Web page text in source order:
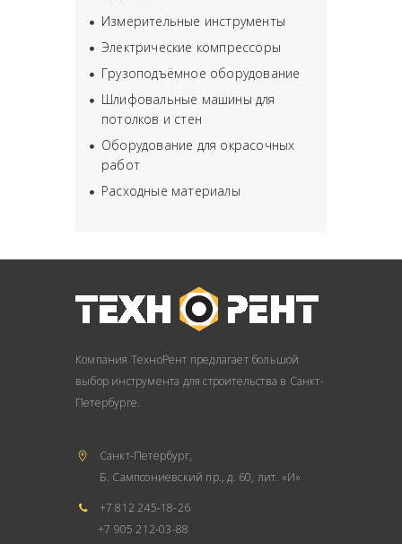
Измерительные инструменты
Электрические компрессоры
Грузоподъёмное оборудование
Шлифовальные машины для
потолков и стен
Оборудование для окрасочных
работ
Расходные материалы
Компания ТехноРент предлагает большой
выбор инструмента для строительства в Санкт-
Петербурге.
Санкт-Петербург,
Б. Сампсониевский пр., д. 60, лит. «И»
+7 812 245-18-26
+7 905 212-03-88